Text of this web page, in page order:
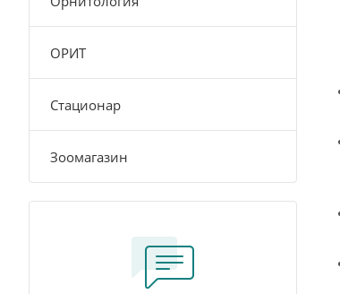
ОРИТ
Стационар
Зоомагазин